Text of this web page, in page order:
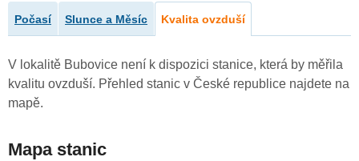
Počasí Slunce a Měsíc Kvalita ovzduší
V lokalitě Bubovice není k dispozici stanice, která by měřila
kvalitu ovzduší. Přehled stanic v České republice najdete na
mapě.
Mapa stanic